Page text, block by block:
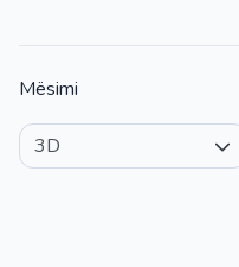
Mësimi